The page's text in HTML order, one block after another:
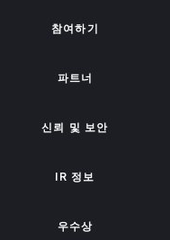
참여하기
파트너
신뢰 및 보안
IR 정보
우수상